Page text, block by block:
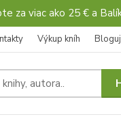
za viac ako 25 € a
Výkup kníh